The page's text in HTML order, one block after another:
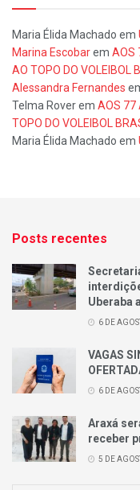
Maria Élida Machado em
Marina Escobarem AOS
AO TOPO DO VOLEIBOL
Alessandra Fernandes
Telma Roverem AOS 77
TOPO DO VOLEIBOL
Maria Élida Machado em
Posts recentes
Uberaba
6 DE
VAGAS
6 DE
Araxá
receber
5 DE